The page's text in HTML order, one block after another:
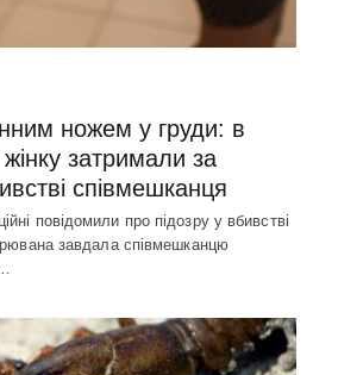
ножем у груди: в
затримали за
співмешканця
повідомили про підозру у вбивстві
завдала співмешканцю